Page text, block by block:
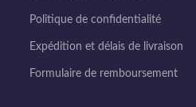
Politique de confidentialité
Expédition et délais de livraison
Formulaire de remboursement